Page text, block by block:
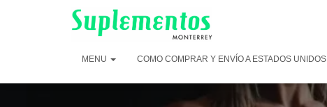
MENU COMO COMPRAR Y ENVÍO A ESTADOS UNIDOS